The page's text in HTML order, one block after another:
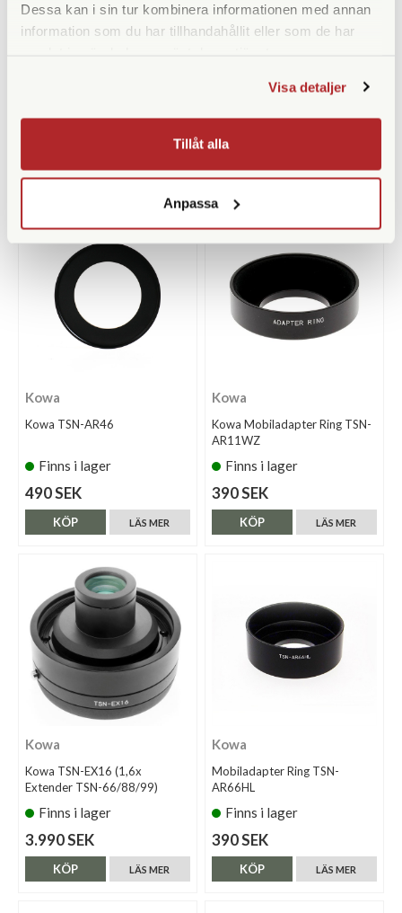
Dessa kan i sin tur kombinera informationen med annan
information som du har tillhandahållit eller som de har
Visa detaljer
Tillåt alla
Anpassa
Finns i lager
LÄS MER
KÖP
Finns i lager
390 SEK
LÄS MER
KÖP
Kowa
Kowa TSN-AR46
Finns i lager
490 SEK
LÄS MER
KÖP
Kowa
Kowa Mobiladapter Ring TSN-
AR11WZ
Finns i lager
390 SEK
LÄS MER
KÖP
Kowa
Kowa TSN-EX16 (1,6x
Extender TSN-66/88/99)
Finns i lager
3.990 SEK
LÄS MER
KÖP
Kowa
Mobiladapter Ring TSN-
AR66HL
Finns i lager
390 SEK
LÄS MER
KÖP